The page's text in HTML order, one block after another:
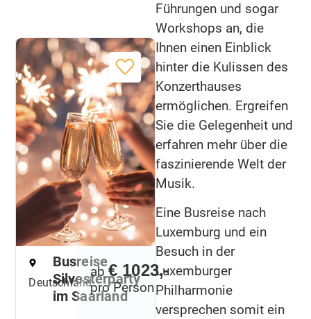
Deutschland
Busreise
Silvesterparty
im Saarland
ab€ 1023,-
pro Person
Führungen und sogar
Workshops an, die
Ihnen einen Einblick
hinter die Kulissen des
Konzerthauses
ermöglichen. Ergreifen
Sie die Gelegenheit und
erfahren mehr über die
faszinierende Welt der
Musik.
Eine Busreise nach
Luxemburg und ein
Besuch in der
Luxemburger
Philharmonie
versprechen somit ein